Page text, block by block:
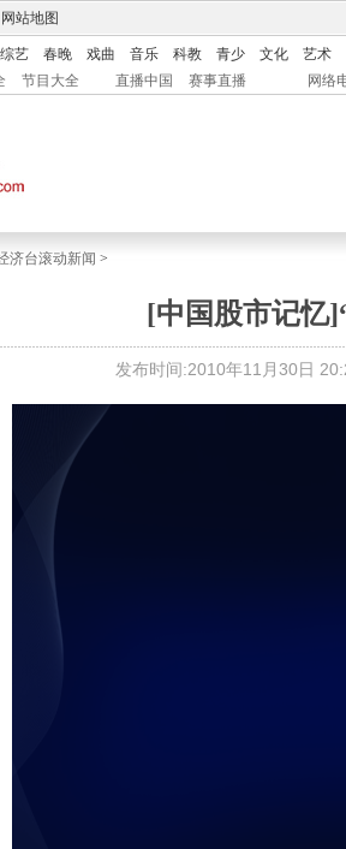
网站地图
综艺 春晚 戏曲 音乐 科教 青少 文化
艺术
节目大全 直播中国 赛事直播 网络
济台滚动新闻 >
[中国股市记忆
发布时间:2010年11月30日